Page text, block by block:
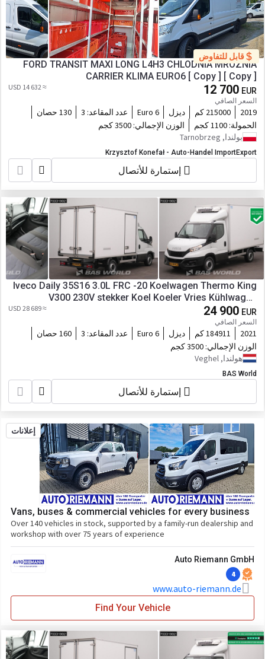
قابل للتفاوض
FORD TRANSIT MAXI LONG L4H3 CHLODNIA MROZNIA
CARRIER KLIMA EURO6 [ Copy ] [ Copy ]
12 700 EUR
السعر الصافي
≈ 14 632 USD
2019 215000 كم ديزل Euro 6 عدد المقاعد: 3
130 حصان
الحمولة: 1100 كجم الوزن الإجمالي: 3500 كجم
بولندا, Tarnobrzeg
Krzysztof Konefał - Auto-Handel ImportExport
إستمارة للأتصال
Iveco Daily 35S16 3.0L FRC -20 Koelwagen Thermo King
V300 230V stekker Koel Koeler Vries Kühlwagen
Kühlkoffer Frigo Bakwagen Koffer A/C Crui
24 900 EUR
السعر الصافي
≈ 28 689 USD
2021 184911 كم ديزل Euro 6 عدد المقاعد: 3
160 حصان
الوزن الإجمالي: 3500 كجم
هولندا, Veghel
BAS World
إستمارة للأتصال
إعلانات
Vans, buses & commercial vehicles for every business
Over 140 vehicles in stock, supported by a family-run dealership and
workshop with over 75 years of experience
Auto Riemann GmbH
4
www.auto-riemann.de
Find Your Vehicle